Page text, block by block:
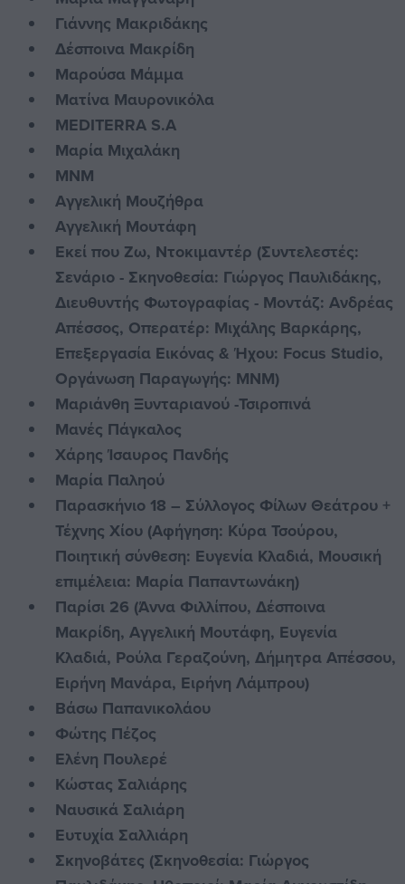
Γιάννης Μακριδάκης
Δέσποινα Μακρίδη
Μαρούσα Μάμμα
Ματίνα Μαυρονικόλα
ΜEDITERRA S.A
Μαρία Μιχαλάκη
ΜΝΜ
Αγγελική Μουζήθρα
Αγγελική Μουτάφη
Εκεί που Ζω, Ντοκιμαντέρ (Συντελεστές:
Σενάριο - Σκηνοθεσία: Γιώργος Παυλιδάκης,
Διευθυντής Φωτογραφίας - Μοντάζ: Ανδρέας
Απέσσος, Οπερατέρ: Μιχάλης Βαρκάρης,
Επεξεργασία Εικόνας & Ήχου: Focus Studio,
Οργάνωση Παραγωγής: ΜΝΜ)
Μαριάνθη Ξυνταριανού -Τσιροπινά
Μανές Πάγκαλος
Χάρης Ίσαυρος Πανδής
Μαρία Παληού
Παρασκήνιο 18 – Σύλλογος Φίλων Θεάτρου +
Τέχνης Χίου (Αφήγηση: Κύρα Τσούρου,
Ποιητική σύνθεση: Ευγενία Κλαδιά, Μουσική
επιμέλεια: Μαρία Παπαντωνάκη)
Παρίσι 26 (Άννα Φιλλίπου, Δέσποινα
Μακρίδη, Αγγελική Μουτάφη, Ευγενία
Κλαδιά, Ρούλα Γεραζούνη, Δήμητρα Απέσσου,
Ειρήνη Μανάρα, Ειρήνη Λάμπρου)
Βάσω Παπανικολάου
Φώτης Πέζος
Ελένη Πουλερέ
Κώστας Σαλιάρης
Ναυσικά Σαλιάρη
Ευτυχία Σαλλιάρη
Σκηνοβάτες (Σκηνοθεσία: Γιώργος